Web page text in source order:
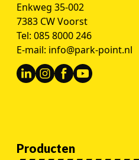
Enkweg 35-002
7383 CW Voorst
Tel: 085 8000 246
E-mail: info@park-point.nl
Producten